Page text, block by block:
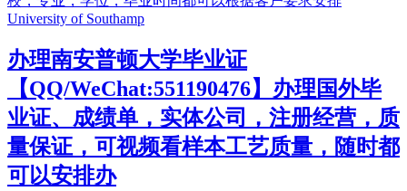
办理南安普顿大学毕业证
【QQ/WeChat:551190476】办理国外毕
业证、成绩单，实体公司，注册经营，质
量保证，可视频看样本工艺质量，随时都
可以安排办